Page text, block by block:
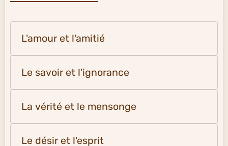
L'amour et l'amitié
Le savoir et l'ignorance
La vérité et le mensonge
Le désir et l'esprit